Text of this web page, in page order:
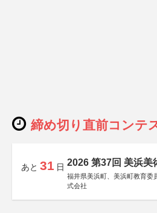
締め切り直前コンテ
あと 31 日 2026 第37回 美浜美
福井県美浜町、美浜町教育委
式会社